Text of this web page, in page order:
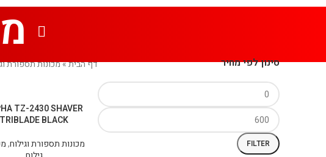
סינון לפי מחיר
FILTER
דף הבית»מכונות תספורת
TZ-2430 SHAVER
TRIBLADE BLACK
מכונות תספורת וגילוח,